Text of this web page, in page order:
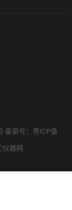
案号： 粤ICP备
仪器网